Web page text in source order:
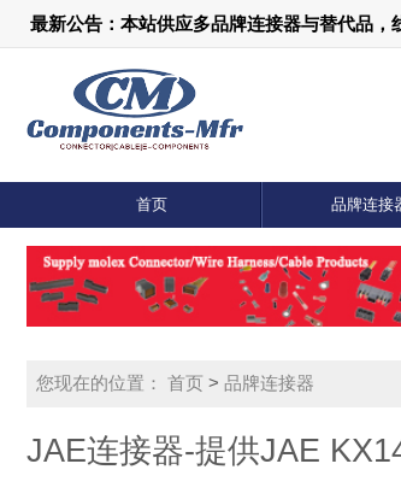
最新公告：本站供应多品牌连接器与替代品，
首页 品牌连接
您现在的位置： 首页 > 品牌连接器
JAE连接器-提供JAE